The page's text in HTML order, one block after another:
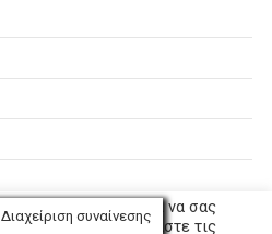
Διαχείριση συναίνεσης